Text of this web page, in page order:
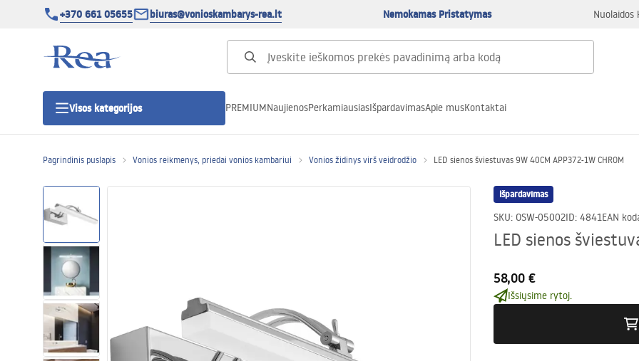
+370 661 05655 biuras@vonioskambarys-rea.lt Nemokamas Pristatymas Nuolaidos
Visos kategorijos
Dušo durys
Vonios dušo padėklai
Linijiniai dušo kanalai
Tualetai
PREMIUMNaujienosPerkamiausiasIšpardavimasApie musKontaktai
Pagrindinis puslapis Vonios reikmenys, priedai vonios kambariui Vonios židinys virš veidrodžio LED sienos šviestuvas 9W 40CM APP372-1W CHROM
Išpardavimas
SKU: OSW-05002ID: 4841EAN
LED sienos
58,00 €
Išsiųsime rytoj.